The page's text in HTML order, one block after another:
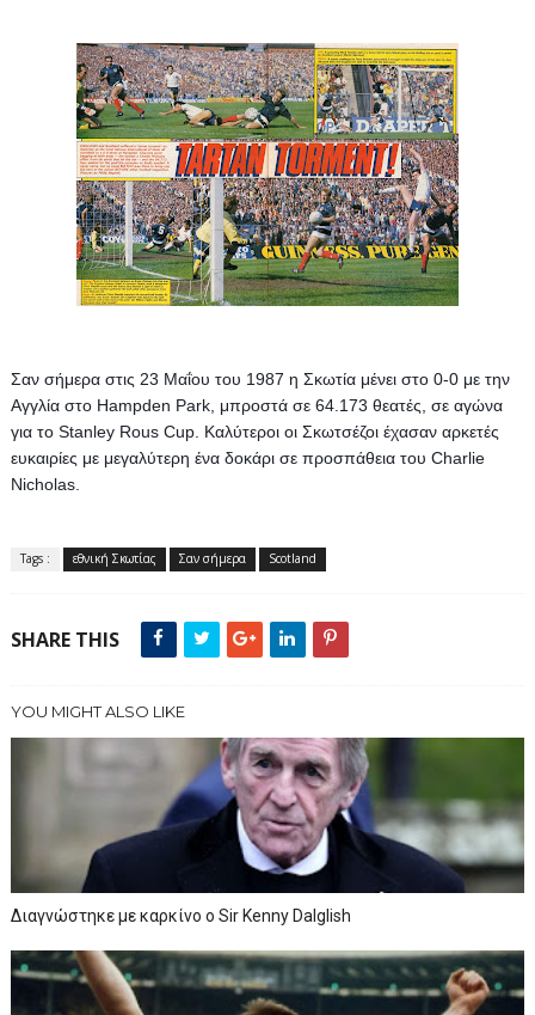
Σαν σήμερα στις 23 Μαΐου του 1987 η Σκωτία μένει στο 0-0 με την
Αγγλία στο Hampden Park, μπροστά σε 64.173 θεατές, σε αγώνα
για το Stanley Rous Cup. Καλύτεροι οι Σκωτσέζοι έχασαν αρκετές
ευκαιρίες με μεγαλύτερη ένα δοκάρι σε προσπάθεια του Charlie
Nicholas.
Tags : εθνική Σκωτίας Σαν σήμερα Scotland
SHARE THIS
YOU MIGHT ALSO LIKE
Διαγνώστηκε με καρκίνο ο Sir Kenny Dalglish